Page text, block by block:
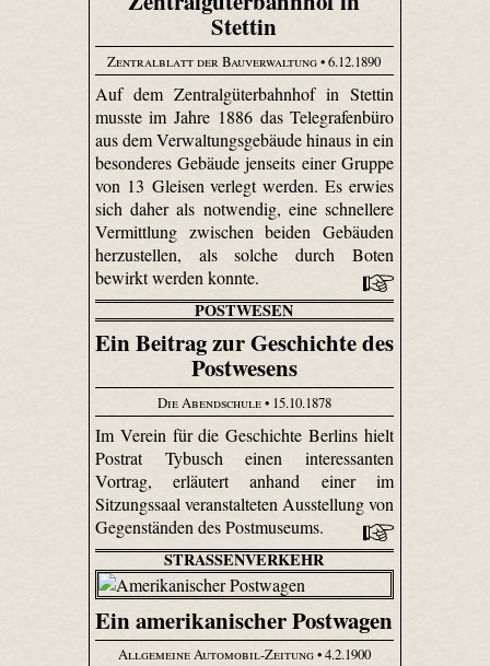
Stettin
Zentralblatt der Bauverwaltung• 6.12.1890
Auf dem Zentralgüterbahnhof in Stettin
musste im Jahre 1886 das Telegrafenbüro
aus dem Verwaltungsgebäude hinaus in ein
besonderes Gebäude jenseits einer Gruppe
von 13 Gleisen verlegt werden. Es erwies
sich daher als notwendig, eine schnellere
Vermittlung zwischen beiden Gebäuden
herzustellen, als solche durch Boten
bewirkt werden konnte.
POSTWESEN
Ein Beitrag zur Geschichte des
Postwesens
Die Abendschule• 15.10.1878
Im Verein für die Geschichte Berlins hielt
Postrat Tybusch einen interessanten
Vortrag, erläutert anhand einer im
Sitzungssaal veranstalteten Ausstellung von
Gegenständen des Postmuseums.
STRASSENVERKEHR
Ein amerikanischer Postwagen
Allgemeine Automobil-Zeitung• 4.2.1900